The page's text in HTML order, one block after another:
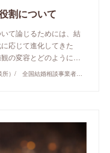
割について
て論じるためには、結
応じて進化してきた
の変容とどのように…
ショパン・マリアージュ（北海道釧路市の結婚相談所）/ 全国結婚相談事業者連盟正規加盟店 / cherry-piano.com